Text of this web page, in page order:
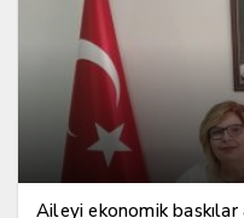
Aileyi ekonomik baskılar